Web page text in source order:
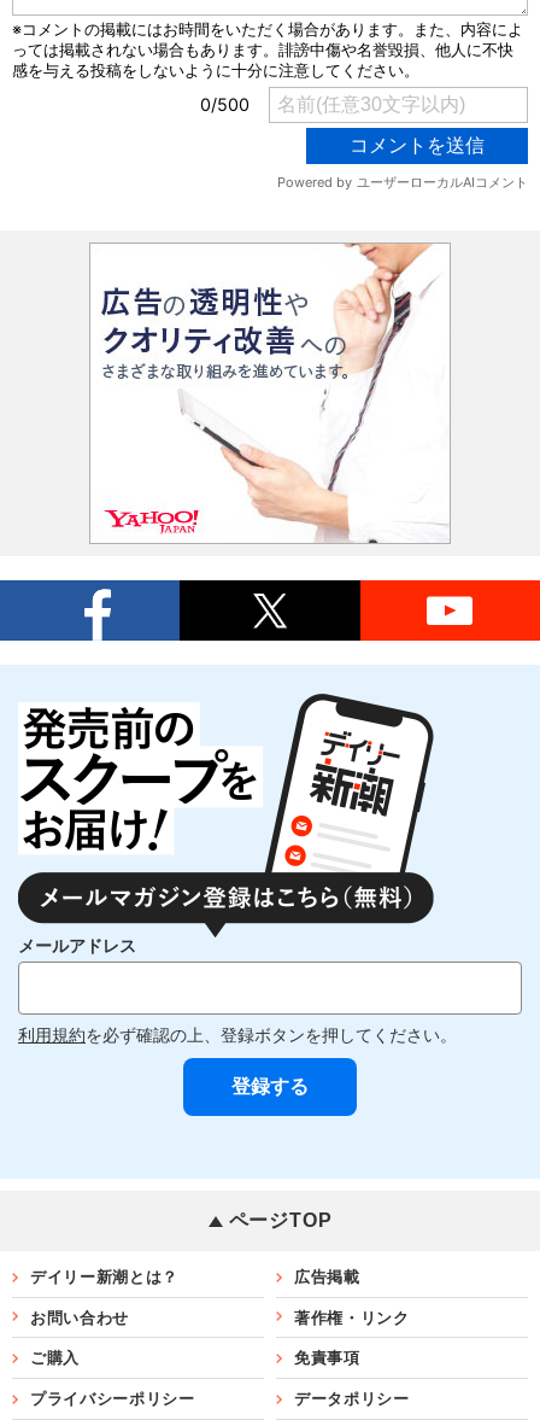
メールアドレス
利用規約を必ず確認の上、登録ボタンを押してください。
ページTOP
デイリー新潮とは？ 広告掲載
お問い合わせ 著作権・リンク
ご購入 免責事項
プライバシーポリシー データポリシー